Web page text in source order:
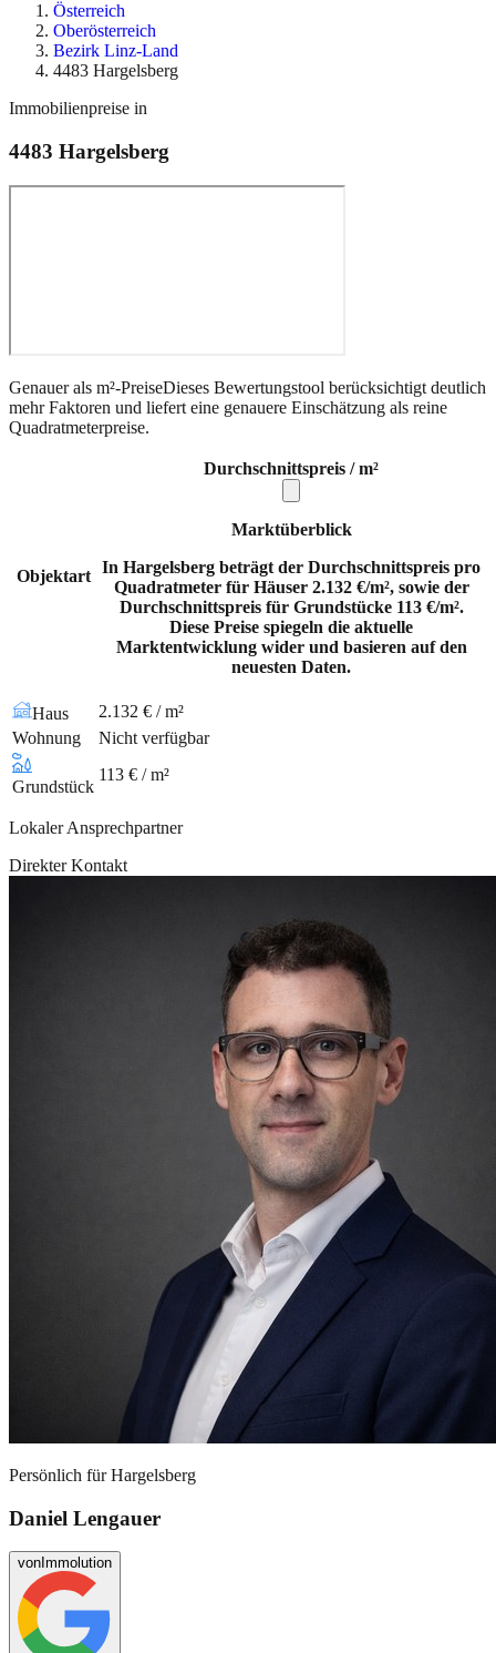
Österreich
Oberösterreich
Bezirk Linz-Land
4483 Hargelsberg
Immobilienpreise in
4483 Hargelsberg
Genauer als m²-PreiseDieses Bewertungstool berücksichtigt deutlich
mehr Faktoren und liefert eine genauere Einschätzung als reine
Quadratmeterpreise.
Objektart
Durchschnittspreis / m²
Marktüberblick
In Hargelsberg beträgt der Durchschnittspreis pro
Quadratmeter für Häuser 2.132 €/m², sowie der
Durchschnittspreis für Grundstücke 113 €/m².
Diese Preise spiegeln die aktuelle
Marktentwicklung wider und basieren auf den
neuesten Daten.
Haus
2.132 € / m²
Wohnung
Nicht verfügbar
Grundstück
113 € / m²
Lokaler Ansprechpartner
Direkter Kontakt
Persönlich fürHargelsberg
Daniel Lengauer
von Immolution